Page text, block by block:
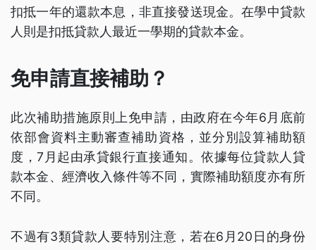
扣抵一年的還款本息，非直接發送現金。在學中貸款
人則是扣抵貸款人最近一學期的貸款本金。
免申請直接補助？
此次補助措施原則上免申請，由政府在今年6月底前
依部會資料主動審查補助資格，並分別設算補助額
度，7月起由承貸銀行直接通知。依據每位貸款人貸
款本金、經濟收入條件等不同，實際補助額度亦有所
不同。
不過有3類貸款人要特別注意，若在6月20日的身份